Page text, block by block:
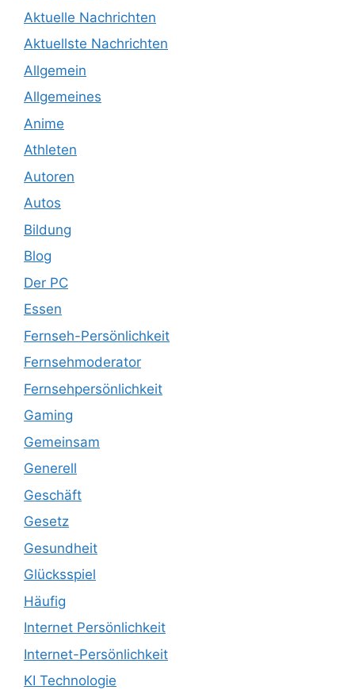
Aktuelle Nachrichten
Aktuellste Nachrichten
Allgemein
Allgemeines
Anime
Athleten
Autoren
Autos
Bildung
Blog
Der PC
Essen
Fernseh-Persönlichkeit
Fernsehmoderator
Fernsehpersönlichkeit
Gaming
Gemeinsam
Generell
Geschäft
Gesetz
Gesundheit
Glücksspiel
Häufig
Internet Persönlichkeit
Internet-Persönlichkeit
KI Technologie